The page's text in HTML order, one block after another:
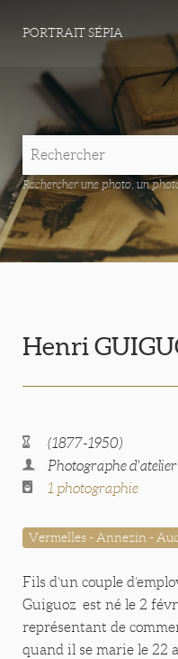
PORTRAIT SÉPIA
Rechercher une photo, un
Henri
(1877-1950)
Photographe d'atelier
1 photographie
Vermelles - Annezin -
Fils d’un couple
Guiguoz est né le 2
représentant de
quand il se marie le 22